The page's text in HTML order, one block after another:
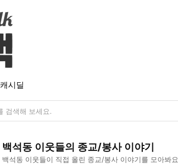
캐시딜
백석동 이웃들의 종교/봉사이야기
백석동 이웃들이 직접 올린 종교/봉사 이야기를 모아봐요